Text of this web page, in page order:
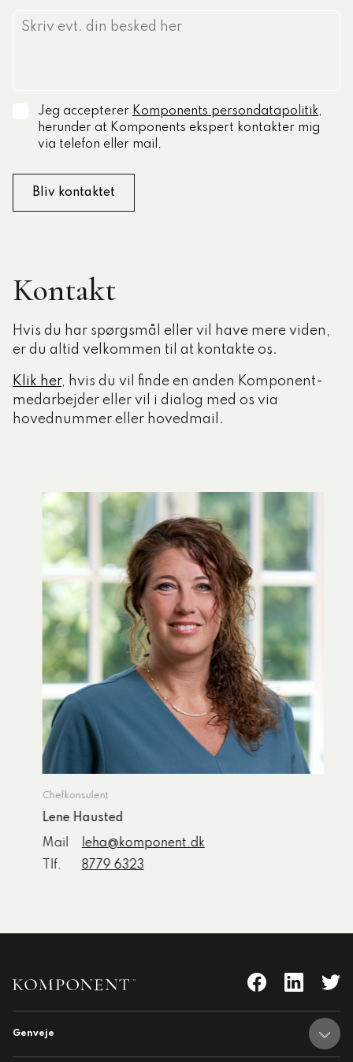
Jeg accepterer Komponents persondatapolitik,
herunder at Komponents ekspert kontakter mig
via telefon eller mail.
Kontakt
Hvis du har spørgsmål eller vil have mere viden,
er du altid velkommen til at kontakte os.
Klik her, hvis du vil finde en anden Komponent-
medarbejder eller vil i dialog med os via
hovednummer eller hovedmail.
Chefkonsulent
Lene Hausted
Mail
leha@komponent.dk
Tlf.
8779 6323
Genveje